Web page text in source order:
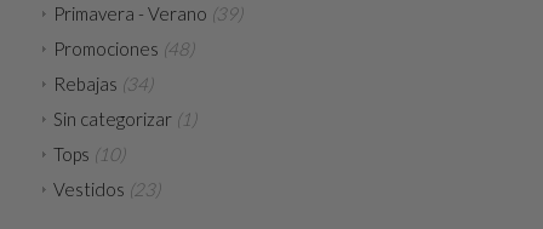
Primavera - Verano (39)
Promociones (48)
Rebajas (34)
Sin categorizar (1)
Tops (10)
Vestidos (23)